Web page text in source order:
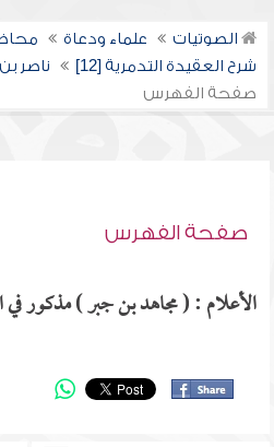
الصوتيات علماء ودعاة
شرح العقيدة التدمرية [12]
ناصر
صفحة الفهرس
صفحة الفهرس
الأعلام : ( مجاهد بن جبر ) مذكور في